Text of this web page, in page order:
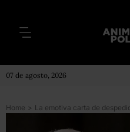
07 de agosto, 2026
Home >